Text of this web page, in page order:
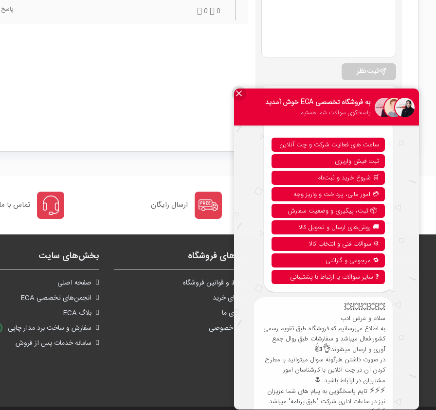
ثبت نظر
امتیاز کلی
۰ 2 دیدگاه
0
0 پاسخ
نحوه خرید از فروشگاه ارسال رایگان تماس با ما
امور مشتریان:041-51388888
آدرس دفتر مرکزی تبریز:
تبریز، چهارراه شریعتی، مجتمع تجاری گلستان،
آدرس فروشگاه تهران:
تهران، خیابان جمهوری، نرسیده به پل حافظ،
پاساژ توکل، طبقه زیرهمکف، واحد B6 (تاپ
ترونیک)
بخش‌های فروشگاه
شرايط و قوانین فروشگاه
راهنمای خرید
درباره‌ی ما
حریم خصوصی
بخش‌های سایت
صفحه اصلی
انجمن‌های تخصصی ECA
بلاگ ECA
سفارش و ساخت برد مدار چاپی
سامانه خدمات پس از فروش